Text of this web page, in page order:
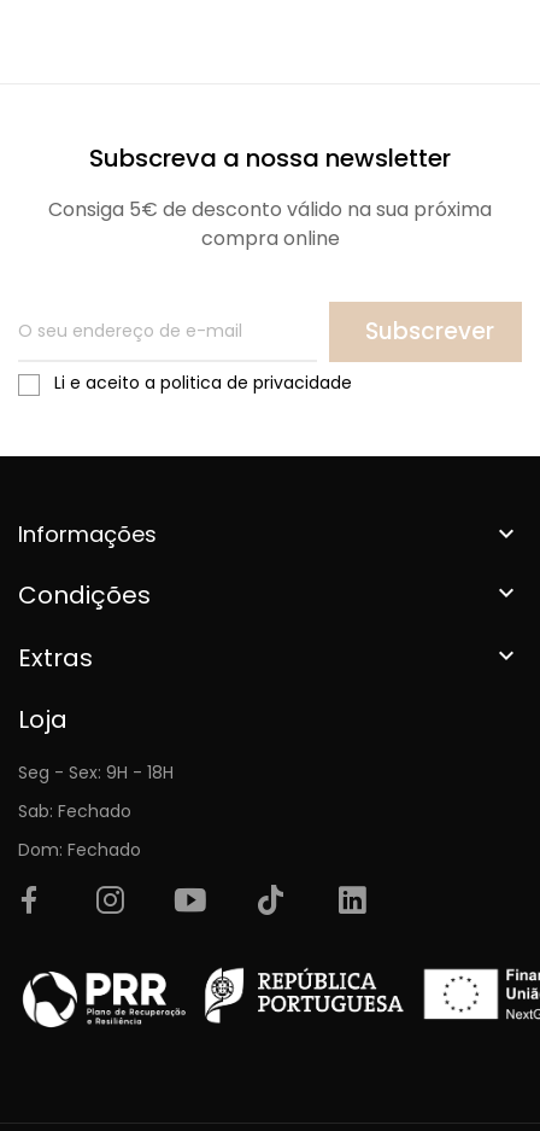
Subscreva a nossa newsletter
Consiga 5€ de desconto válido na sua próxima
compra online
Subscrever
Li e aceito a politica de privacidade
Informações 
Condições 
Extras 
Loja
Seg - Sex: 9H - 18H
Sab: Fechado
Dom: Fechado